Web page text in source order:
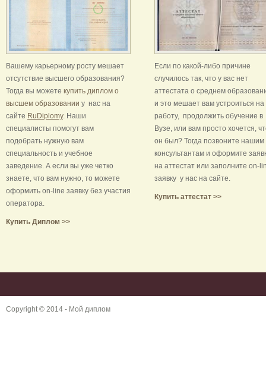
Вашему карьерному росту мешает
отсутствие высшего образования?
Тогда вы можете купить диплом о
высшем образовании у нас на
сайте RuDiplomy. Наши
специалисты помогут вам
подобрать нужную вам
специальность и учебное
заведение. А если вы уже четко
знаете, что вам нужно, то можете
оформить on-line заявку без участия
оператора.
Купить Диплом >>
Если по какой-либо причине
случилось так, что у вас нет
аттестата о среднем
и это мешает вам устроиться на
работу, продолжить обучение в
Вузе, или вам просто хочется,
он был? Тогда позвоните нашим
консультантам и оформите
на аттестат или заполните on-
заявку у нас на сайте.
Купить аттестат >>
Copyright © 2014 - Мой диплом